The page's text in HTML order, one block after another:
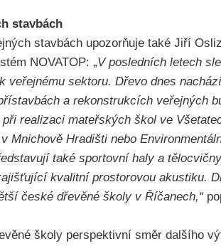
stavbách
stavbách upozorňuje také Jiří
NOVATOP: „V posledních letech
veřejnému sektoru. Dřevo dnes
a rekonstrukcích veřejných
realizaci mateřských škol ve
Mnichově Hradišti nebo
také sportovní haly a
kvalitní prostorovou akustiku.
české dřevěné školy v Říčanech,“
školy perspektivní směr dalšího